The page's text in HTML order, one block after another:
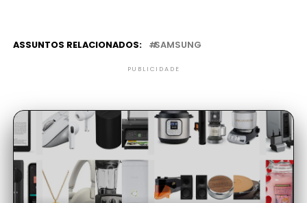
ASSUNTOS RELACIONADOS: SAMSUNG
PUBLICIDADE